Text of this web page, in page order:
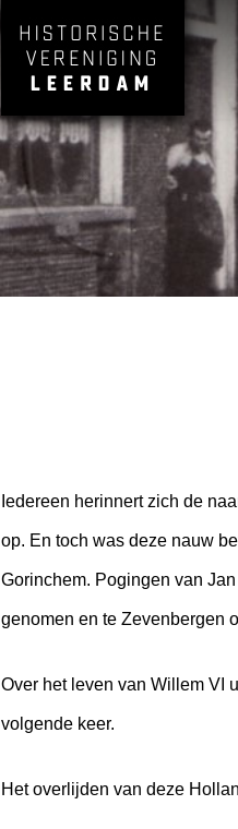
Iedereen herinnert zich de
op. En toch was deze nauw
Gorinchem. Pogingen van
genomen en te Zevenbergen
Over het leven van Willem VI
volgende keer.
Het overlijden van deze